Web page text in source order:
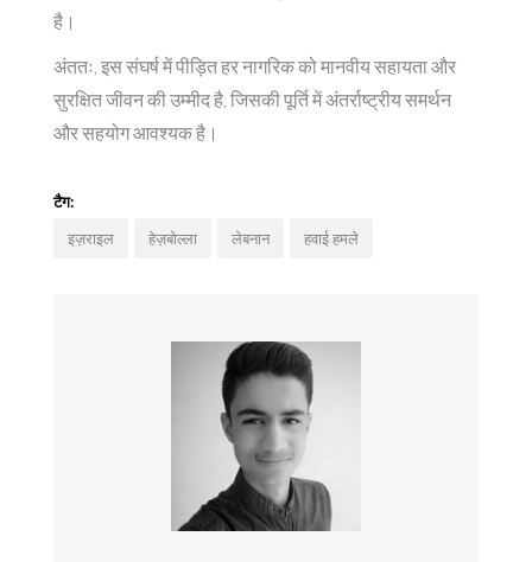
है।
अंततः, इस संघर्ष में पीड़ित हर नागरिक को मानवीय सहायता और
सुरक्षित जीवन की उम्मीद है, जिसकी पूर्ति में अंतर्राष्ट्रीय समर्थन
और सहयोग आवश्यक है।
टैग:
इज़राइल
हेज़बोल्ला लेबनान हवाई हमले